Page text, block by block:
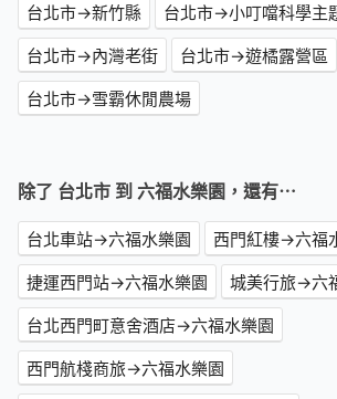
台北市→新竹縣
台北市→小叮噹科學主
台北市→內灣老街
台北市→遊橘露營區
台北市→雪霸休閒農場
除了 台北市 到 六福水樂園，還有⋯
台北車站→六福水樂園
西門紅樓→六福
捷運西門站→六福水樂園
城美行旅→六
台北西門町意舍酒店→六福水樂園
西門航棧商旅→六福水樂園